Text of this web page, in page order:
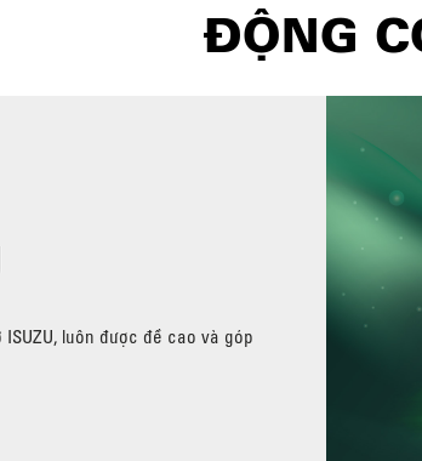
ĐỘNG
luôn được đề cao và góp